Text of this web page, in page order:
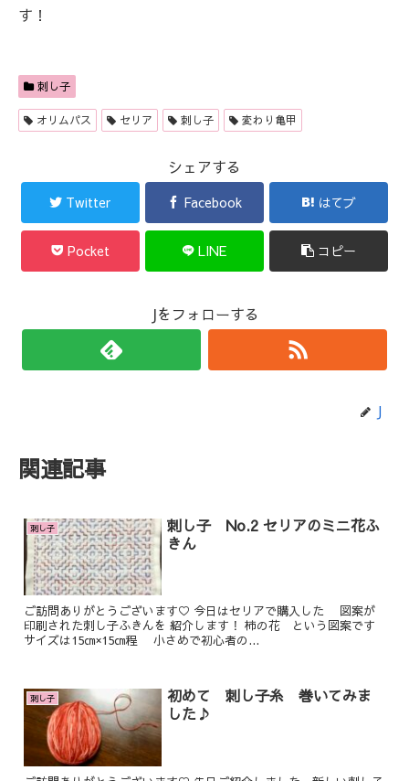
す！
刺し子
オリムパス セリア 刺し子 変わり亀甲
シェアする
Twitter Facebook はてブ
Pocket LINE コピー
Jをフォローする
J
関連記事
刺し子
刺し子 No.2 セリアのミニ花ふ
きん
ご訪問ありがとうございます♡ 今日はセリアで購入した 図案が
印刷された刺し子ふきんを 紹介します！ 柿の花 という図案です
サイズは15㎝×15㎝程 小さめで初心者の...
刺し子
初めて 刺し子糸 巻いてみま
した♪